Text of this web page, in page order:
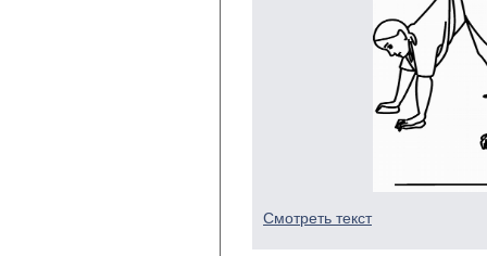
Смотреть текст